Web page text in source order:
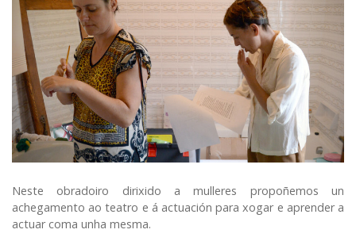
Neste obradoiro dirixido a mulleres propoñemos un
achegamento ao teatro e á actuación para xogar e aprender a
actuar coma unha mesma.